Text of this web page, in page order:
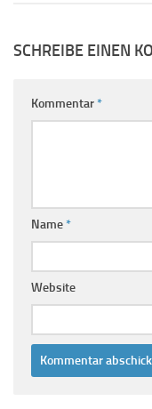
SCHREIBE EINEN
Kommentar*
Name*
Website